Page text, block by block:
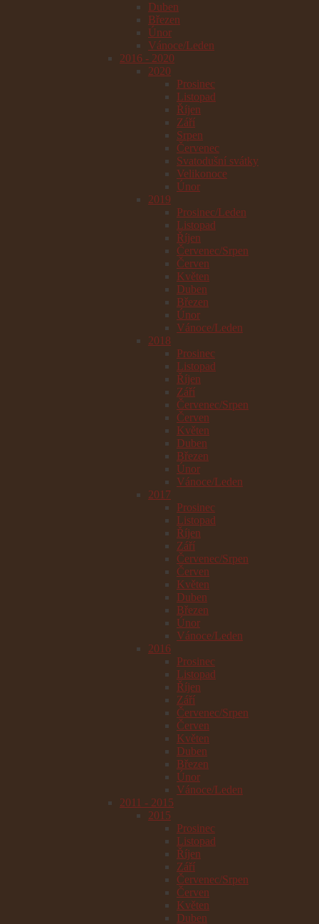
Duben
Březen
Únor
Vánoce/Leden
2016 - 2020
2020
Prosinec
Listopad
Říjen
Září
Srpen
Červenec
Svatodušní svátky
Velikonoce
Únor
2019
Prosinec/Leden
Listopad
Říjen
Červenec/Srpen
Červen
Květen
Duben
Březen
Únor
Vánoce/Leden
2018
Prosinec
Listopad
Říjen
Září
Červenec/Srpen
Červen
Květen
Duben
Březen
Únor
Vánoce/Leden
2017
Prosinec
Listopad
Říjen
Září
Červenec/Srpen
Červen
Květen
Duben
Březen
Únor
Vánoce/Leden
2016
Prosinec
Listopad
Říjen
Září
Červenec/Srpen
Červen
Květen
Duben
Březen
Únor
Vánoce/Leden
2011 - 2015
2015
Prosinec
Listopad
Říjen
Září
Červenec/Srpen
Červen
Květen
Duben